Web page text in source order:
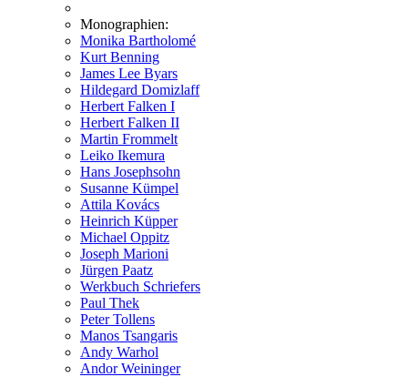
Monographien:
Monika Bartholomé
Kurt Benning
James Lee Byars
Hildegard Domizlaff
Herbert Falken I
Herbert Falken II
Martin Frommelt
Leiko Ikemura
Hans Josephsohn
Susanne Kümpel
Attila Kovács
Heinrich Küpper
Michael Oppitz
Joseph Marioni
Jürgen Paatz
Werkbuch Schriefers
Paul Thek
Peter Tollens
Manos Tsangaris
Andy Warhol
Andor Weininger